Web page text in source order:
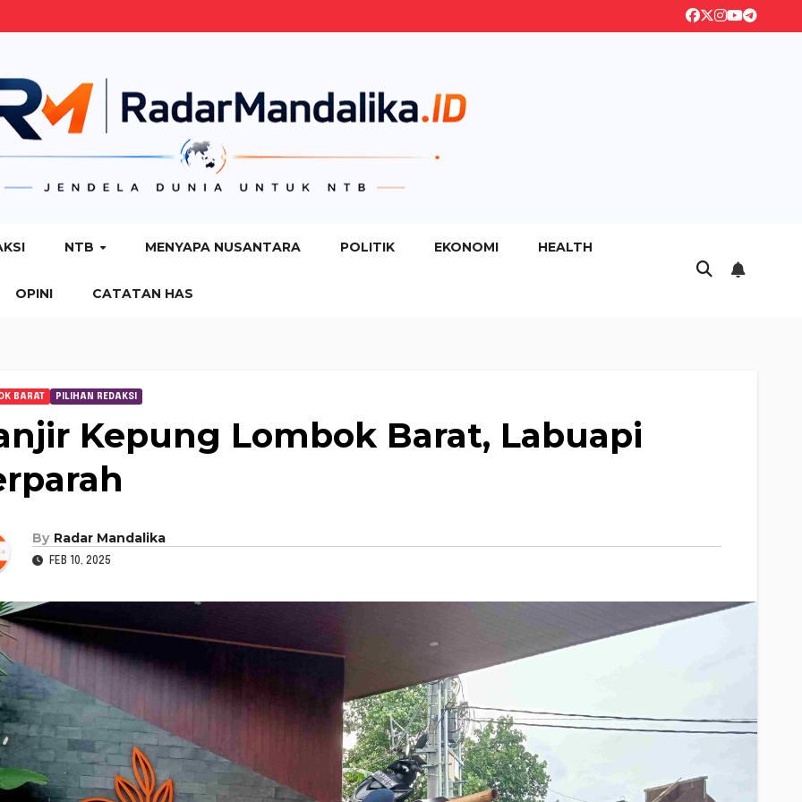
NTB MENYAPA NUSANTARA POLITIK EKONOMI HEALTH
OPINI CATATAN HAS
BARAT PILIHAN REDAKSI
Kepung Lombok Barat, Labuapi
By Radar Mandalika
FEB 10, 2025